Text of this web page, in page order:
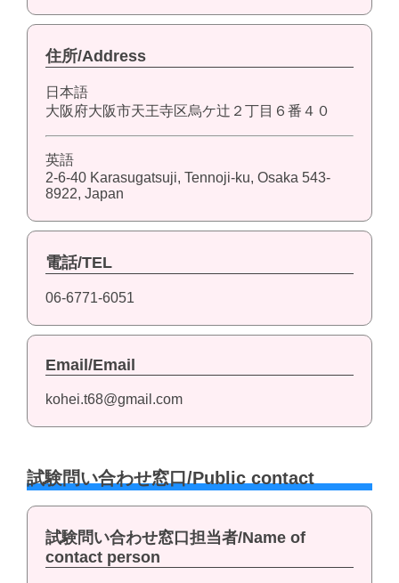
住所/Address
日本語
大阪府大阪市天王寺区烏ケ辻２丁目６番４０
英語
2-6-40 Karasugatsuji, Tennoji-ku, Osaka 543-
8922, Japan
電話/TEL
06-6771-6051
Email/Email
kohei.t68@gmail.com
試験問い合わせ窓口/Public contact
試験問い合わせ窓口担当者/Name of
contact person